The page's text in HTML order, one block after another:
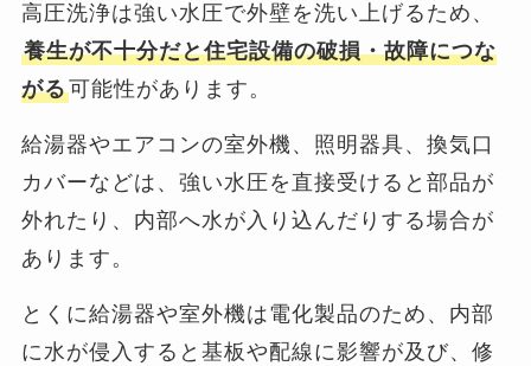
高圧洗浄は強い水圧で外壁を洗い上げるため、
養生が不十分だと住宅設備の破損・故障につな
がる可能性があります。
給湯器やエアコンの室外機、照明器具、換気口
カバーなどは、強い水圧を直接受けると部品が
外れたり、内部へ水が入り込んだりする場合が
あります。
とくに給湯器や室外機は電化製品のため、内部
に水が侵入すると基板や配線に影響が及び、修